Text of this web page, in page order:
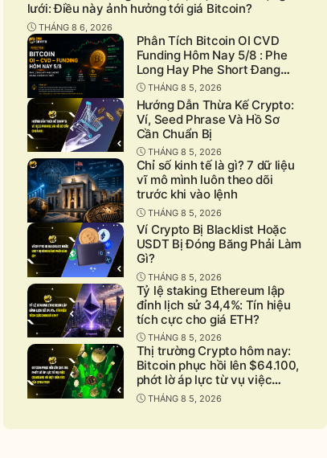
lưới: Điều này ảnh hưởng tới giá Bitcoin?
THÁNG 8 6, 2026
Phân Tích Bitcoin OI CVD
Funding Hôm Nay 5/8 : Phe
Long Hay Phe Short Đang
Chiếm Ưu Thế?
THÁNG 8 5, 2026
Hướng Dẫn Thừa Kế Crypto:
Ví, Seed Phrase Và Hồ Sơ
Cần Chuẩn Bị
THÁNG 8 5, 2026
Chỉ số kinh tế là gì? 7 dữ liệu
vĩ mô mình luôn theo dõi
trước khi vào lệnh
THÁNG 8 5, 2026
Ví Crypto Bị Blacklist Hoặc
USDT Bị Đóng Băng Phải Làm
Gì?
THÁNG 8 5, 2026
Tỷ lệ staking Ethereum lập
đỉnh lịch sử 34,4%: Tín hiệu
tích cực cho giá ETH?
THÁNG 8 5, 2026
Thị trường Crypto hôm nay:
Bitcoin phục hồi lên $64.100,
phớt lờ áp lực từ vụ việc
Coldcard và đợt bán BTC của
THÁNG 8 5, 2026